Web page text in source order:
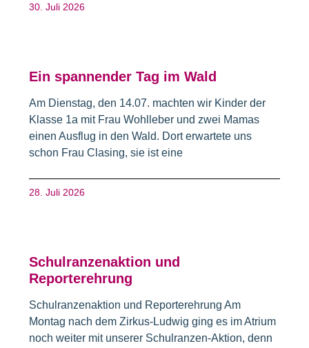
30. Juli 2026
Ein spannender Tag im Wald
Am Dienstag, den 14.07. machten wir Kinder der
Klasse 1a mit Frau Wohlleber und zwei Mamas
einen Ausflug in den Wald. Dort erwartete uns
schon Frau Clasing, sie ist eine
28. Juli 2026
Schulranzenaktion und
Reporterehrung
Schulranzenaktion und Reporterehrung Am
Montag nach dem Zirkus-Ludwig ging es im Atrium
noch weiter mit unserer Schulranzen-Aktion, denn